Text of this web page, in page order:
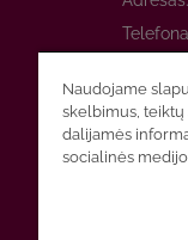
El.
Naudojame
skelbimus, teiktų
dalijamės
socialinės